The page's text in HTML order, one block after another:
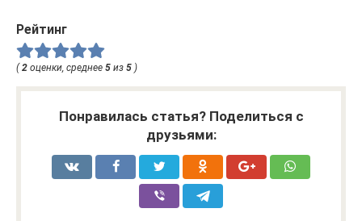
Рейтинг
(2 оценки, среднее 5 из 5 )
Понравилась статья? Поделиться с
друзьями: